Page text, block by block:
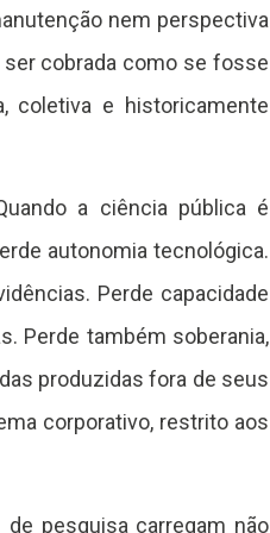
nem perspectiva
cobrada como se fosse
coletiva e historicamente
a ciência pública é
autonomia tecnológica.
Perde capacidade
Perde também soberania,
produzidas fora de seus
corporativo, restrito aos
pesquisa carregam não